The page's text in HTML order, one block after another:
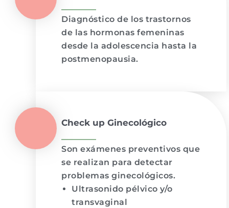
Diagnóstico de los trastornos
de las hormonas femeninas
desde la adolescencia hasta la
postmenopausia.
Check up Ginecológico
Son exámenes preventivos que
se realizan para detectar
problemas ginecológicos.
Ultrasonido pélvico y/o
transvaginal